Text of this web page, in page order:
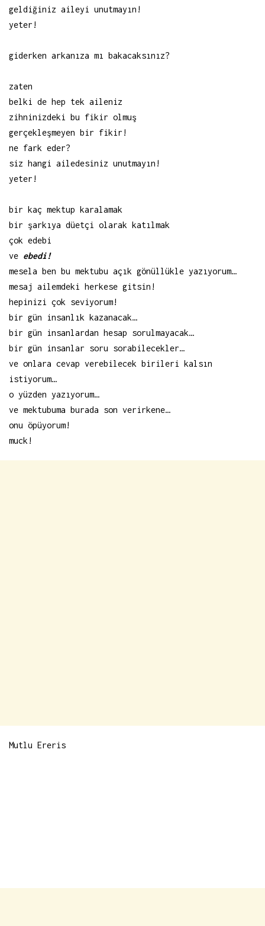
geldiğiniz aileyi unutmayın!
yeter!
giderken arkanıza mı bakacaksınız?
zaten
belki de hep tek aileniz
zihninizdeki bu fikir olmuş
gerçekleşmeyen bir fikir!
ne fark eder?
siz hangi ailedesiniz unutmayın!
yeter!
bir kaç mektup karalamak
bir şarkıya düetçi olarak katılmak
çok edebi
ve ebedi!
mesela ben bu mektubu açık gönüllükle yazıyorum…
mesaj ailemdeki herkese gitsin!
hepinizi çok seviyorum!
bir gün insanlık kazanacak…
bir gün insanlardan hesap sorulmayacak…
bir gün insanlar soru sorabilecekler…
ve onlara cevap verebilecek birileri kalsın
istiyorum…
o yüzden yazıyorum…
ve mektubuma burada son verirkene…
onu öpüyorum!
muck!
Mutlu Ereris